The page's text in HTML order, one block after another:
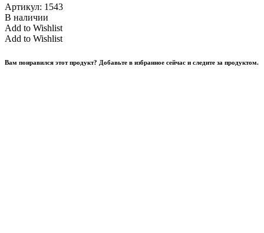
Артикул: 1543
В наличии
Add to Wishlist
Add to Wishlist
Вам понравился этот продукт? Добавьте в избранное сейчас и следите за продуктом.